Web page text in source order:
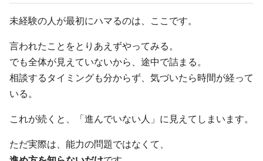
未経験の人が最初にハマるのは、ここです。
言われたことをとりあえずやってみる。
でも全体が見えていないから、途中で詰まる。
相談するタイミングも分からず、気づいたら時間が経って
いる。
これが続くと、「進んでいない人」に見えてしまいます。
ただ実際は、能力の問題ではなくて、